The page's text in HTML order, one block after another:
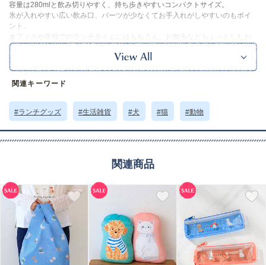
容量は280mlと飲み切りやすく、持ち歩きやすいコンパクトサイズ。
氷が入れやすい広い飲み口、パーツが少なくてお手入れがしやすいのもポイ
ント。
オフィスや学校でのランチタイムにはもちろん、お散歩などちょっとしたお
出掛け、運動の際や就寝時の水分補給にもぴったりです。
繊細なタッチと柔らかな色使いで描かれた動物たちのイラストが魅力◎
同シリーズの他のアイテムも欲しくなる、利光 春華さんの世界観が詰まった
素敵なシリーズです。
保温効力：84度以上(1時間) 55度以上(6時間)
保冷効力：11度以下(6時間)
※画像はサンプルでの撮影のため、実際の商品とは異なる箇所がある場合が
ございます。あらかじめご了承ください。
※本品に付いているご注意書きをお読みの上ご使用ください。
より、実際の色味と異なって見える場合がございます。
サイズ詳細 (cm)約
高さ16 直径6.7 容量280ml
素材・原材料
原産国 中国製
サイズについて 返品について ギフトについて
関連キーワード
#ランチグッズ #生活雑貨 #犬 #猫 #動物
関連商品